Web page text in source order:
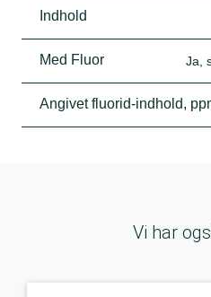
Indhold
Med Fluor Ja,
Angivet fluorid-indhold,
Vi har